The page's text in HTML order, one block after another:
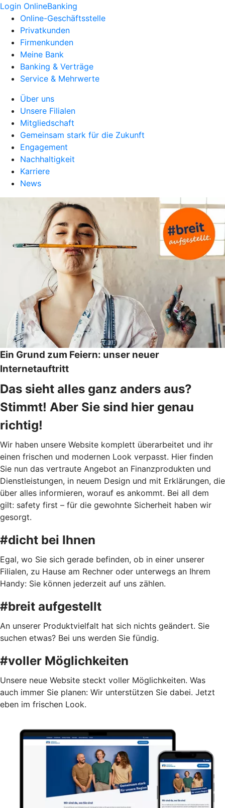
Login OnlineBanking
Online-Geschäftsstelle
Privatkunden
Firmenkunden
Meine Bank
Banking & Verträge
Service & Mehrwerte
Über uns
Unsere Filialen
Mitgliedschaft
Gemeinsam stark für die Zukunft
Engagement
Nachhaltigkeit
Karriere
News
Ein Grund zum Feiern: unser neuer
Internetauftritt
Das sieht alles ganz anders aus?
Stimmt! Aber Sie sind hier genau
richtig!
Wir haben unsere Website komplett überarbeitet und ihr
einen frischen und modernen Look verpasst. Hier finden
Sie nun das vertraute Angebot an Finanzprodukten und
Dienstleistungen, in neuem Design und mit Erklärungen, die
über alles informieren, worauf es ankommt. Bei all dem
gilt: safety first – für die gewohnte Sicherheit haben wir
gesorgt.
#dicht bei Ihnen
Egal, wo Sie sich gerade befinden, ob in einer unserer
Filialen, zu Hause am Rechner oder unterwegs an Ihrem
Handy: Sie können jederzeit auf uns zählen.
#breit aufgestellt
An unserer Produktvielfalt hat sich nichts geändert. Sie
suchen etwas? Bei uns werden Sie fündig.
#voller Möglichkeiten
Unsere neue Website steckt voller Möglichkeiten. Was
auch immer Sie planen: Wir unterstützen Sie dabei. Jetzt
eben im frischen Look.